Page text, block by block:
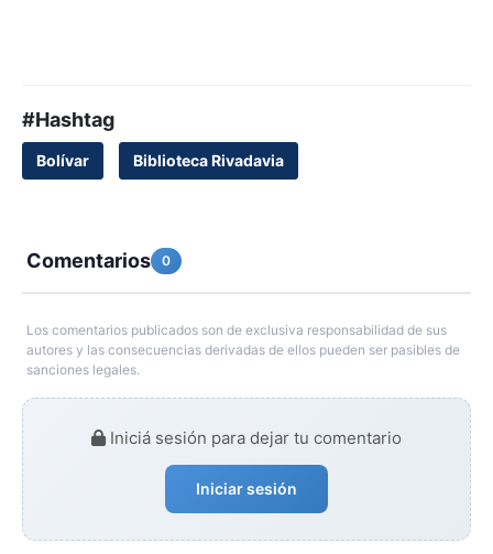
#Hashtag
Bolívar Biblioteca Rivadavia
Comentarios 0
Los comentarios publicados son de exclusiva responsabilidad de sus
autores y las consecuencias derivadas de ellos pueden ser pasibles de
sanciones legales.
Iniciá sesión para dejar tu comentario
Iniciar sesión